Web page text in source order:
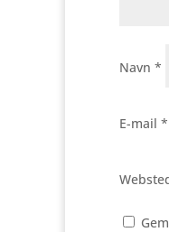
Navn *
E-mail *